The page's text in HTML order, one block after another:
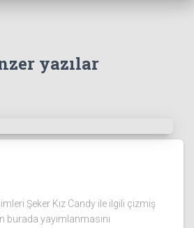
yazılar
Şeker Kız Candy ile ilgili çizmiş
yayımlanmasını